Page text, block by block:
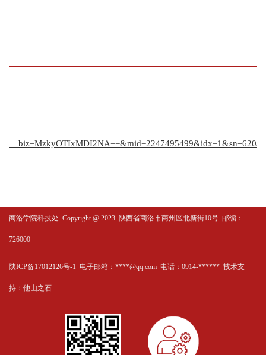
商洛学院科技处 Copyright @ 2023 陕西省商洛市商州区北新街10号 邮编：
726000
陕ICP备17012126号-1 电子邮箱：****@qq.com 电话：0914-****** 技术支
持： 他山之石